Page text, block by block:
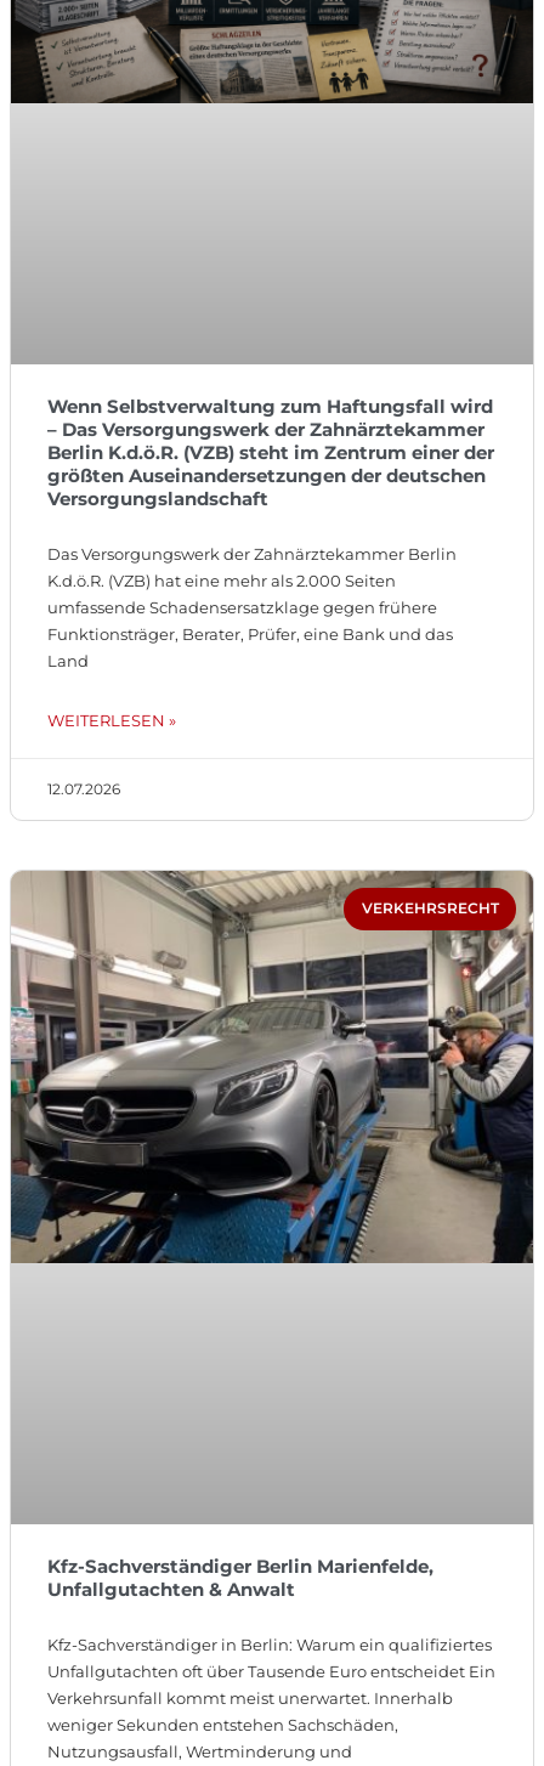
Wenn Selbstverwaltung zum Haftungsfall wird
– Das Versorgungswerk der Zahnärztekammer
Berlin K.d.ö.R. (VZB) steht im Zentrum einer der
größten Auseinandersetzungen der deutschen
Versorgungslandschaft
Das Versorgungswerk der Zahnärztekammer Berlin
K.d.ö.R. (VZB) hat eine mehr als 2.000 Seiten
umfassende Schadensersatzklage gegen frühere
Funktionsträger, Berater, Prüfer, eine Bank und das
Land
WEITERLESEN »
12.07.2026
VERKEHRSRECHT
Kfz-Sachverständiger Berlin Marienfelde,
Unfallgutachten & Anwalt
Kfz-Sachverständiger in Berlin: Warum ein qualifiziertes
Unfallgutachten oft über Tausende Euro entscheidet Ein
Verkehrsunfall kommt meist unerwartet. Innerhalb
weniger Sekunden entstehen Sachschäden,
Nutzungsausfall, Wertminderung und